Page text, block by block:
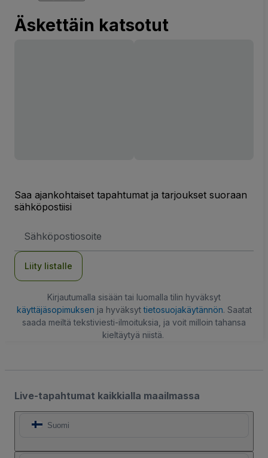
Äskettäin katsotut
Saa ajankohtaiset tapahtumat ja tarjoukset suoraan
sähköpostiisi
Liity listalle
Kirjautumalla sisään tai luomalla tilin hyväksyt
käyttäjäsopimuksen ja hyväksyttietosuojakäytännön. Saatat
saada meiltä tekstiviesti-ilmoituksia, ja voit milloin tahansa
kieltäytyä niistä.
Live-tapahtumat kaikkialla maailmassa
Suomi